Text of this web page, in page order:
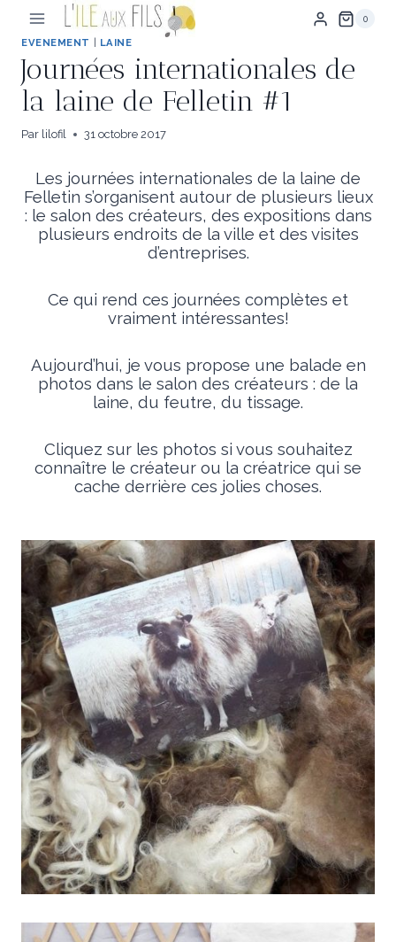
contenu
0
EVENEMENT LAINE
Journées internationales de
la laine de Felletin #1
Par lilofil 31 octobre 2017
Les journées internationales de la laine de
Felletin s’organisent autour de plusieurs lieux
: le salon des créateurs, des expositions dans
plusieurs endroits de la ville et des visites
d’entreprises.
Ce qui rend ces journées complètes et
vraiment intéressantes!
Aujourd’hui, je vous propose une balade en
photos dans le salon des créateurs : de la
laine, du feutre, du tissage.
Cliquez sur les photos si vous souhaitez
connaître le créateur ou la créatrice qui se
cache derrière ces jolies choses.